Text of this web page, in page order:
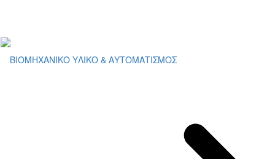
ΒΙΟΜΗΧΑΝΙΚΟ ΥΛΙΚΟ & ΑΥΤΟΜΑΤΙΣΜΟΣ